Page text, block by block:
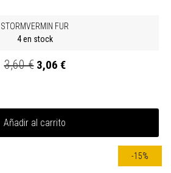
STORMVERMIN FUR
4 en stock
3,60 € 3,06 €
Añadir al carrito
-15%